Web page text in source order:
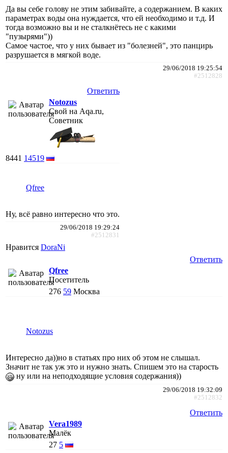
Да вы себе голову не этим забивайте, а содержанием. В каких
параметрах воды она нуждается, что ей необходимо и т.д. И
тогда возможно вы и не сталкнётесь не с какими
"пузырями"))
Самое частое, что у них бывает из "болезней", это панцирь
разрушается в мягкой воде.
29/06/2018 19:25:54
#2512828
Ответить
Notozus
Свой на Aqa.ru,
Советник
8441 14519
Qfree
Ну, всё равно интересно что это.
29/06/2018 19:29:24
#2512831
Нравится DoraNi
Ответить
Qfree
Посетитель
276 59 Москва
Notozus
Интересно да))но в статьях про них об этом не слышал.
Значит не так уж это и нужно знать. Спишем это на старость
ну или на неподходящие условия содержания))
29/06/2018 19:32:09
#2512832
Ответить
Vera1989
Малёк
27 5